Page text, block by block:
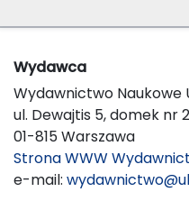
Wydawca
Wydawnictwo Naukowe
ul. Dewajtis 5, domek nr 2
01-815 Warszawa
Strona WWW
e-mail: